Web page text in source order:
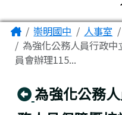
主內容區域
Home崇明國中 人事室
為強化公務人員行政
員會辦理115...
回上頁
為強化公務
頁尾區域